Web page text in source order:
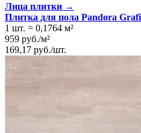
Лица плитки →
Плитка для пола Pandora
1 шт. = 0,1764 м²
959 руб./м²
169,17 руб./шт.